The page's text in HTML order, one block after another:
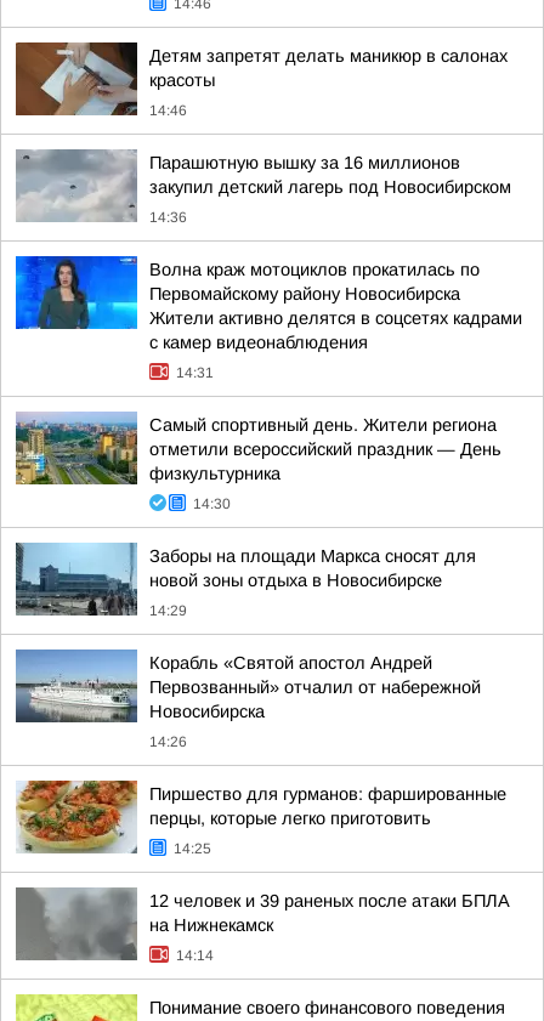
14:46
Детям запретят делать маникюр в салонах
красоты
14:46
Парашютную вышку за 16 миллионов
закупил детский лагерь под Новосибирском
14:36
Волна краж мотоциклов прокатилась по
Первомайскому району Новосибирска
Жители активно делятся в соцсетях кадрами
с камер видеонаблюдения
14:31
Самый спортивный день. Жители региона
отметили всероссийский праздник — День
физкультурника
14:30
Заборы на площади Маркса сносят для
новой зоны отдыха в Новосибирске
14:29
Корабль «Святой апостол Андрей
Первозванный» отчалил от набережной
Новосибирска
14:26
Пиршество для гурманов: фаршированные
перцы, которые легко приготовить
14:25
12 человек и 39 раненых после атаки БПЛА
на Нижнекамск
14:14
Понимание своего финансового поведения